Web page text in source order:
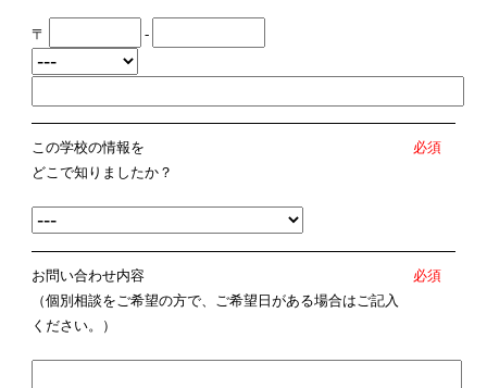
〒 -
この学校の情報を
どこで知りましたか？
必須
お問い合わせ内容
（個別相談をご希望の方で、ご希望日がある場合はご記入
ください。）
必須